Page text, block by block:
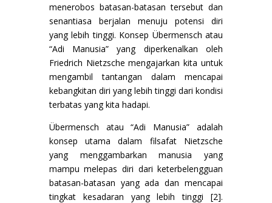
menerobos batasan-batasan tersebut dan
senantiasa berjalan menuju potensi diri
yang lebih tinggi. Konsep Übermensch atau
“Adi Manusia” yang diperkenalkan oleh
Friedrich Nietzsche mengajarkan kita untuk
mengambil tantangan dalam mencapai
kebangkitan diri yang lebih tinggi dari kondisi
terbatas yang kita hadapi.
Übermensch atau “Adi Manusia” adalah
konsep utama dalam filsafat Nietzsche
yang menggambarkan manusia yang
mampu melepas diri dari keterbelengguan
batasan-batasan yang ada dan mencapai
tingkat kesadaran yang lebih tinggi [2].